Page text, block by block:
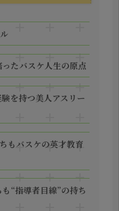
たバスケ人生の原点
を持つ美人アスリー
もバスケの英才教育
“指導者目線”の持ち